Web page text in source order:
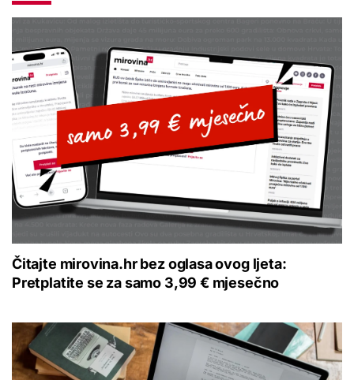
Čitajte mirovina.hr bez oglasa ovog ljeta:
Pretplatite se za samo 3,99 € mjesečno